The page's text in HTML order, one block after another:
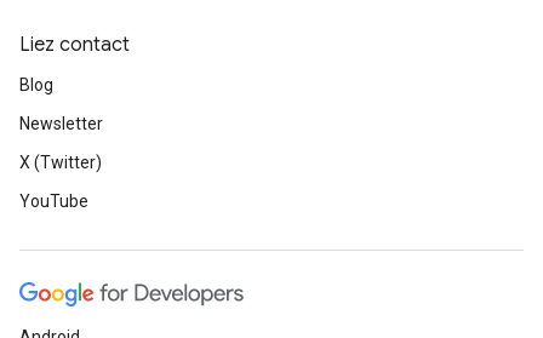
Liez contact
Blog
Newsletter
X (Twitter)
YouTube